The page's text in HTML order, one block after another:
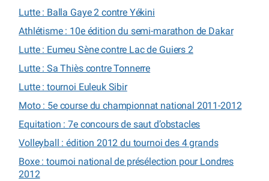
Lutte : Balla Gaye 2 contre Yékini
Athlétisme : 10e édition du semi-marathon de Dakar
Lutte : Eumeu Sène contre Lac de Guiers 2
Lutte : Sa Thiès contre Tonnerre
Lutte : tournoi Euleuk Sibir
Moto : 5e course du championnat national 2011-2012
Equitation : 7e concours de saut d’obstacles
Volleyball : édition 2012 du tournoi des 4 grands
Boxe : tournoi national de présélection pour Londres
2012